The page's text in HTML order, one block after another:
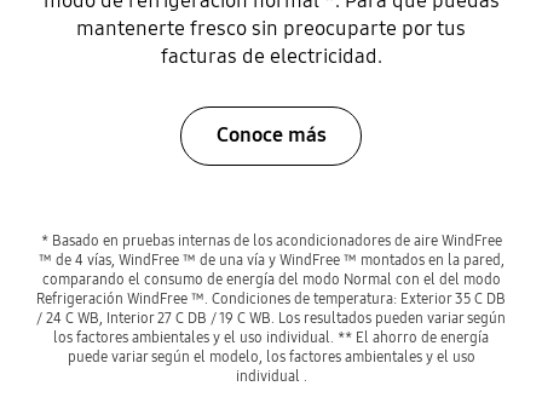
mantenerte fresco sin preocuparte por tus
facturas de electricidad.
Conoce más
* Basado en pruebas internas de los acondicionadores de aire WindFree
™ de 4 vías, WindFree ™ de una vía y WindFree ™ montados en la pared,
comparando el consumo de energía del modo Normal con el del modo
Refrigeración WindFree ™. Condiciones de temperatura: Exterior 35 C DB
/ 24 C WB, Interior 27 C DB / 19 C WB. Los resultados pueden variar según
los factores ambientales y el uso individual. ** El ahorro de energía
puede variar según el modelo, los factores ambientales y el uso
individual .